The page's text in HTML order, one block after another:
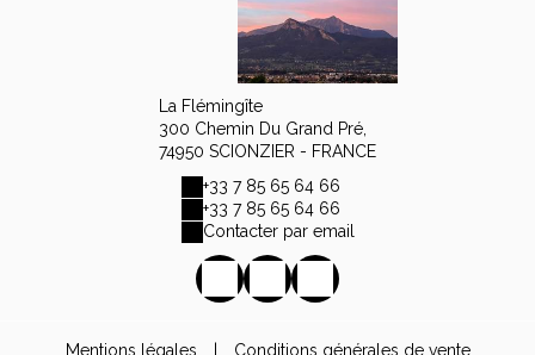
La Flémingîte
300 Chemin Du Grand Pré,
74950 SCIONZIER - FRANCE
+33 7 85 65 64 66
+33 7 85 65 64 66
Contacter par email
Mentions légales Conditions générales de vente